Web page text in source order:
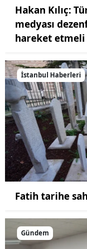
Hakan Kılıç:
medyası
hareket etmeli
İstanbul Haberleri
Fatih tarihe
Gündem